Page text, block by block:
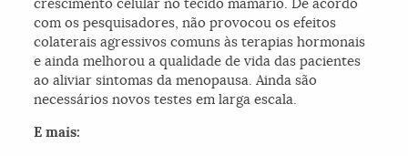
com os pesquisadores, não provocou os efeitos
colaterais agressivos comuns às terapias hormonais
e ainda melhorou a qualidade de vida das pacientes
ao aliviar sintomas da menopausa. Ainda são
necessários novos testes em larga escala.
E mais: